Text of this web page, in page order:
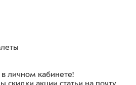
личном кабинете!